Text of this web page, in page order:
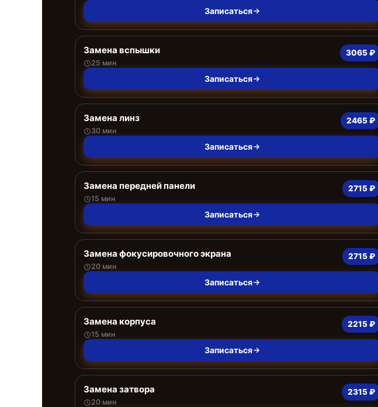
Записаться
Замена вспышки
25 мин
3065 ₽
Записаться
Замена линз
30 мин
2465 ₽
Записаться
Замена передней панели
15 мин
2715 ₽
Записаться
Замена фокусировочного экрана
20 мин
2715 ₽
Записаться
Замена корпуса
15 мин
2215 ₽
Записаться
Замена затвора
20 мин
2315 ₽